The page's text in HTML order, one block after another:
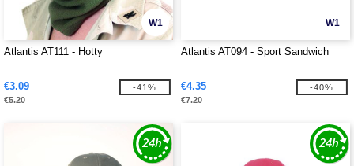
W1
Atlantis AT111 - Hotty
€3.09
€5.20
-41%
W1
Atlantis AT094 - Sport Sandwich
€4.35
€7.20
-40%